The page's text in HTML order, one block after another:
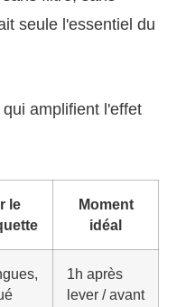
seule l'essentiel du
amplifient l'effet
le
Moment
idéal
1h après
lever / avant